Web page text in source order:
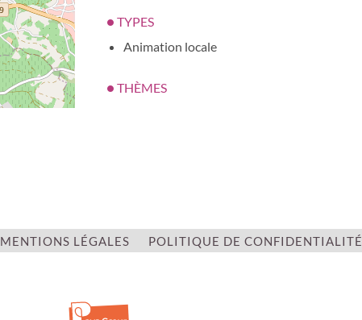
TYPES
Animation locale
THÈMES
Nature et détente
ENTRÉE LIBRE
MENTIONS LÉGALES POLITIQUE DE CONFIDENTIALITÉ